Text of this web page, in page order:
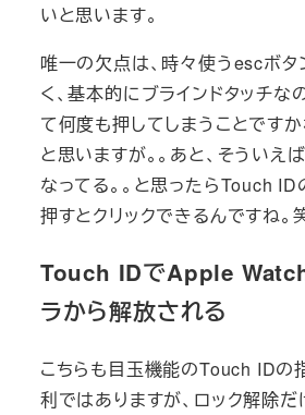
いと思います。
唯一の欠点は、時々使うescボ
く、基本的にブラインドタッチな
て何度も押してしまうことです
と思いますが。。あと、そういえ
なってる。。と思ったらTouch
押すとクリックできるんですね。
Touch IDでApple
ラから解放される
こちらも目玉機能のTouch IDの
利ではありますが、ロック解除